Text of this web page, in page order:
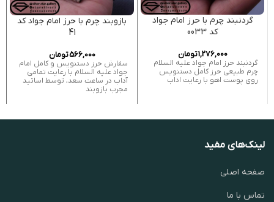
گردنبند چرم با حرز امام جواد
کد 0033
1,276,000تومان
گردنبند حرز امام جواد علیه السلام
چرم طبیعی حرز کامل دستنویس
روی پوست اهو با رعایت اداب
بازوبند چرم با حرز امام جواد کد
41
566,000تومان
سفارش حرز دستنویس و کامل امام
جواد علیه السلام با رعایت تمامی
آداب در ساعت سعد، توسط اساتید
مجرب بازوبند
لینک‌های مفید
صفحه اصلی
تماس با ما